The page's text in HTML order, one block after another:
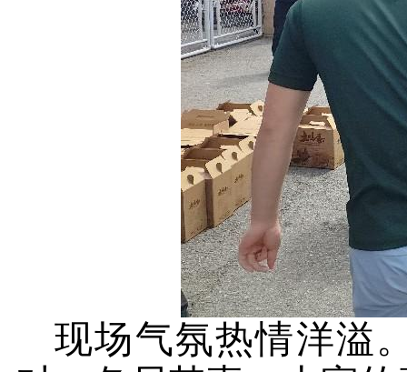
现场气氛热情洋溢